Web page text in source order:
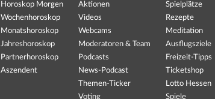
Horoskop Morgen
Wochenhoroskop
Monatshoroskop
Jahreshoroskop
Partnerhoroskop
Aszendent
Aktionen
Videos
Webcams
Moderatoren & Team
Podcasts
News-Podcast
Themen-Ticker
Voting
Spielplätze
Rezepte
Meditation
Ausflugsziele
Freizeit-Tipps
Ticketshop
Lotto Hessen
Spiele